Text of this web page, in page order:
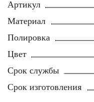
Артикул
Материал
Полировка
Цвет
Срок службы
Срок изготовления